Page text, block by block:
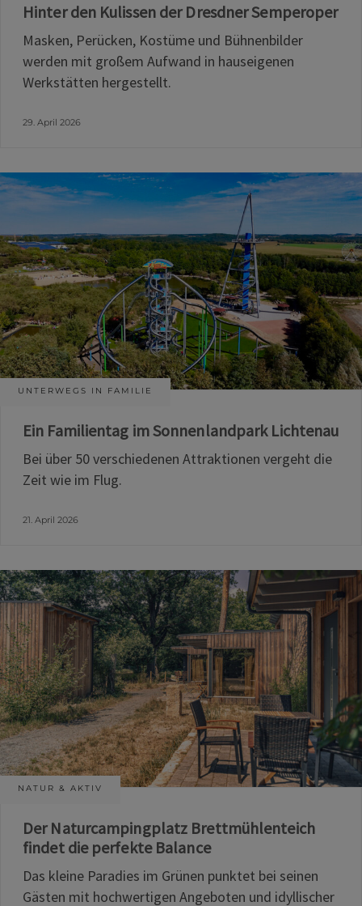
Hinter den Kulissen der Dresdner Semperoper
Masken, Perücken, Kostüme und Bühnenbilder
werden mit großem Aufwand in hauseigenen
Werkstätten hergestellt.
29. April 2026
UNTERWEGS IN FAMILIE
Ein Familientag im Sonnenlandpark Lichtenau
Bei über 50 verschiedenen Attraktionen vergeht die
Zeit wie im Flug.
21. April 2026
NATUR & AKTIV
Der Naturcampingplatz Brettmühlenteich
findet die perfekte Balance
Das kleine Paradies im Grünen punktet bei seinen
Gästen mit hochwertigen Angeboten und idyllischer